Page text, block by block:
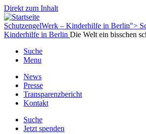
Direkt zum Inhalt
SchutzengelWerk – Kinderhilfe in Berlin">
Kinderhilfe in Berlin Die Welt ein bisschen
Suche
Menu
News
Presse
Transparenzbericht
Kontakt
Suche
Jetzt spenden